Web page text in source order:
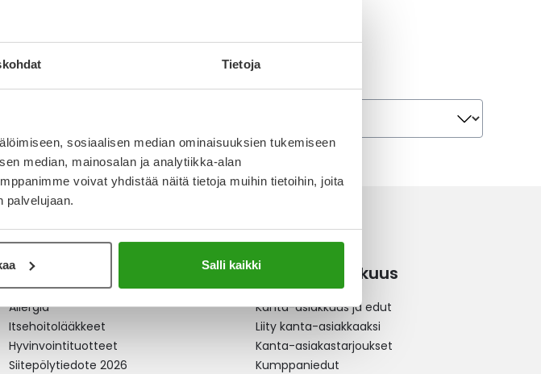
Tietoja
sosiaalisen median ominaisuuksien tukemiseen
median, mainosalan ja analytiikka-alan
voivat yhdistää näitä tietoja muihin tietoihin, joita
palvelujaan.
Salli kaikki
Ajankohtaista
Allergia
Itsehoitolääkkeet
Hyvinvointituotteet
Siitepölytiedote 2026
Kanta-asiakkuus
Kanta-asiakkuus ja edut
Liity kanta-asiakkaaksi
Kanta-asiakastarjoukset
Kumppaniedut